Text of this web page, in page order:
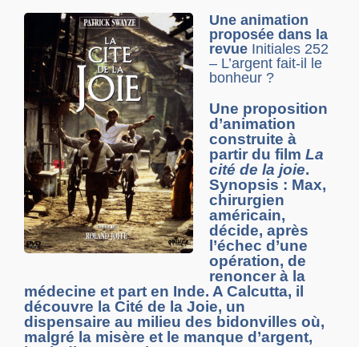
Une animation
proposée dans la
revue Initiales 252
– L’argent fait-il le
bonheur ?
Une proposition
d’animation
construite à
partir du film La
cité de la joie.
Synopsis : Max,
chirurgien
américain,
décide, après
l’échec d’une
opération, de
renoncer à la
médecine et part en Inde. A Calcutta, il
découvre la Cité de la Joie, un
dispensaire au milieu des bidonvilles où,
malgré la misère et le manque d’argent,